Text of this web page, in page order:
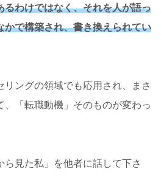
るわけではなく、それを人が語っ
かで構築され、書き換えられてい
リングの領域でも応用され、まさ
、「転職動機」そのものが変わっ
ら見た私」を他者に話して下さ